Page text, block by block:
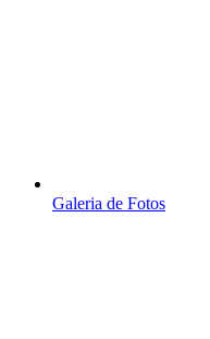
Galeria de Fotos